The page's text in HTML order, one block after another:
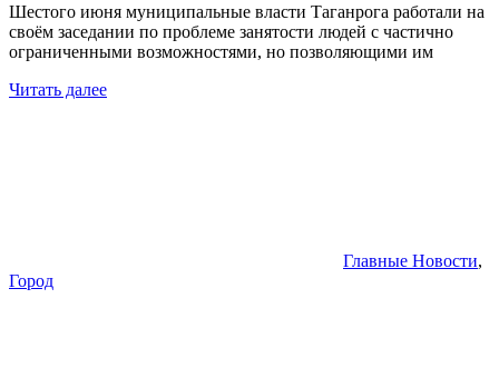
Шестого июня муниципальные власти Таганрога работали на
своём заседании по проблеме занятости людей с частично
ограниченными возможностями, но позволяющими им
Читать далее
Главные Новости,
Город